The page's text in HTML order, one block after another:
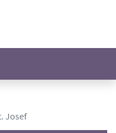
Josef